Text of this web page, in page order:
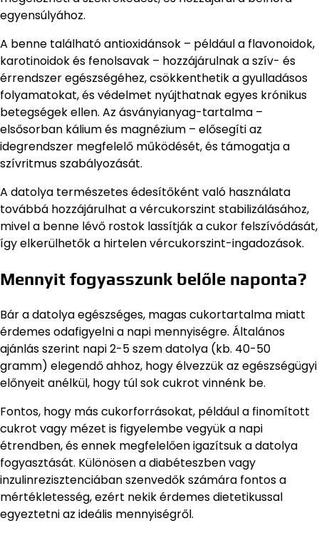
egyensúlyához.
A benne található antioxidánsok – például a flavonoidok,
karotinoidok és fenolsavak – hozzájárulnak a szív- és
érrendszer egészségéhez, csökkenthetik a gyulladásos
folyamatokat, és védelmet nyújthatnak egyes krónikus
betegségek ellen. Az ásványianyag-tartalma –
elsősorban kálium és magnézium – elősegíti az
idegrendszer megfelelő működését, és támogatja a
szívritmus szabályozását.
A datolya természetes édesítőként való használata
továbbá hozzájárulhat a vércukorszint stabilizálásához,
mivel a benne lévő rostok lassítják a cukor felszívódását,
így elkerülhetők a hirtelen vércukorszint-ingadozások.
Mennyit fogyasszunk belőle naponta?
Bár a datolya egészséges, magas cukortartalma miatt
érdemes odafigyelni a napi mennyiségre. Általános
ajánlás szerint napi 2-5 szem datolya (kb. 40-50
gramm) elegendő ahhoz, hogy élvezzük az egészségügyi
előnyeit anélkül, hogy túl sok cukrot vinnénk be.
Fontos, hogy más cukorforrásokat, például a finomított
cukrot vagy mézet is figyelembe vegyük a napi
étrendben, és ennek megfelelően igazítsuk a datolya
fogyasztását. Különösen a diabéteszben vagy
inzulinrezisztenciában szenvedők számára fontos a
mértékletesség, ezért nekik érdemes dietetikussal
egyeztetni az ideális mennyiségről.